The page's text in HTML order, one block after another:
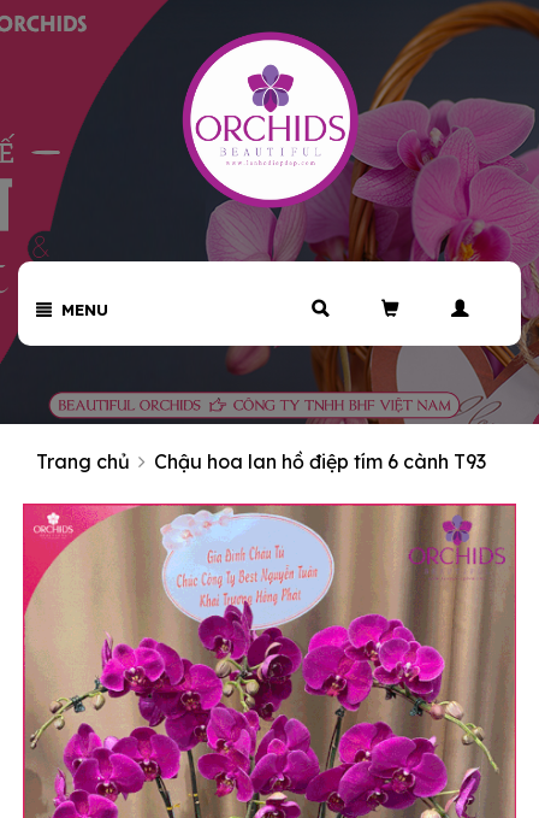
MENU
Trang chủ Chậu hoa lan hồ điệp tím 6 cành T93